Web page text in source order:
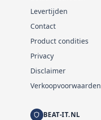
Levertijden
Contact
Product condities
Privacy
Disclaimer
Verkoopvoorwaarden
BEAT-IT.NL